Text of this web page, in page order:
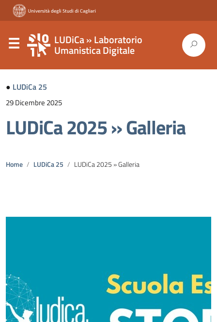
LUDiCa » Laboratorio
Umanistica Digitale
● LUDiCa 25
29 Dicembre 2025
LUDiCa 2025 » Galleria
Home LUDiCa 25 LUDiCa 2025 » Galleria